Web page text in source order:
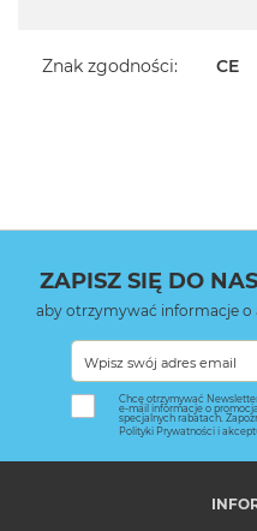
Znak zgodności: CE
ZAPISZ SIĘ DO
aby otrzymywać informacje
Chcę otrzymywać
e-mail informacje o
specjalnych rabatach.
Polityki Prywatności i